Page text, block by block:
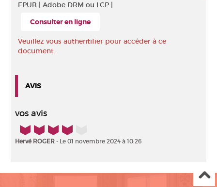
EPUB | Adobe DRM ou LCP |
Consulter en ligne
Veuillez vous authentifier pour accéder à ce
document.
AVIS
vos avis
4/5
Hervé ROGER - Le 01 novembre 2024 à 10:26